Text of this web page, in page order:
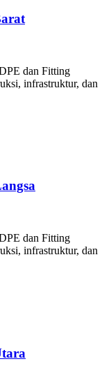
dan Fitting
infrastruktur, dan
dan Fitting
infrastruktur, dan